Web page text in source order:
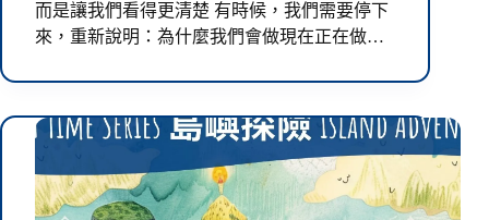
而是讓我們看得更清楚 有時候，我們需要停下
來，重新說明：為什麼我們會做現在正在做…